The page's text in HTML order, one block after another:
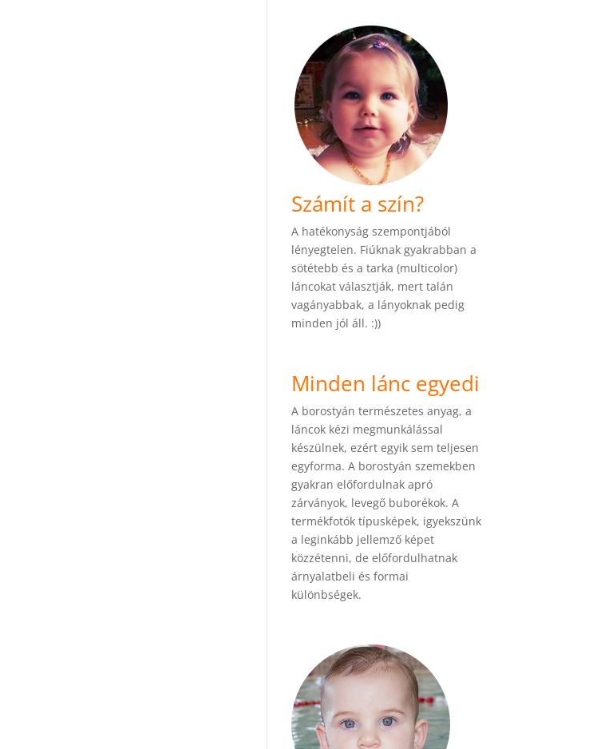
Számít a szín?
A hatékonyság szempontjából
lényegtelen. Fiúknak gyakrabban a
sötétebb és a tarka (multicolor)
láncokat választják, mert talán
vagányabbak, a lányoknak pedig
minden jól áll. :))
Minden lánc egyedi
A borostyán természetes anyag, a
láncok kézi megmunkálással
készülnek, ezért egyik sem teljesen
egyforma. A borostyán szemekben
gyakran előfordulnak apró
zárványok, levegő buborékok. A
termékfotók típusképek, igyekszünk
a leginkább jellemző képet
közzétenni, de előfordulhatnak
árnyalatbeli és formai
különbségek.